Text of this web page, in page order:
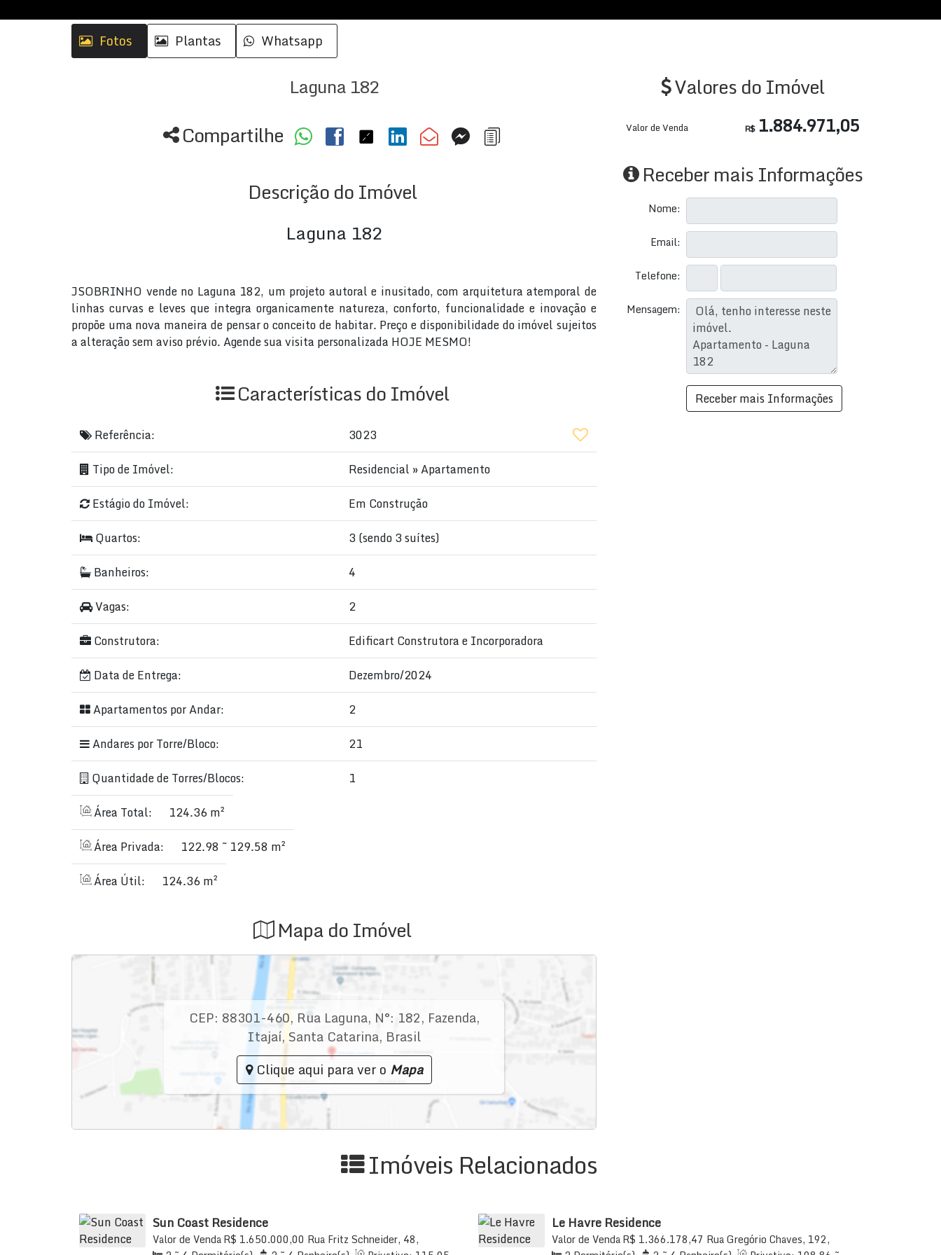
Fotos Plantas Whatsapp
Laguna 182
Compartilhe
Descrição do Imóvel
Laguna 182
JSOBRINHO vende no Laguna 182, um projeto autoral e inusitado, com arquitetura atemporal de
linhas curvas e leves que integra organicamente natureza, conforto, funcionalidade e inovação e
propõe uma nova maneira de pensar o conceito de habitar. Preço e disponibilidade do imóvel sujeitos
a alteração sem aviso prévio. Agende sua visita personalizada HOJE MESMO!
Características do Imóvel
Referência:
3023
Tipo de Imóvel:
Residencial »Apartamento
Estágio do Imóvel:
Em Construção
Quartos:
3 (sendo 3 suítes)
Banheiros:
4
Vagas:
2
Construtora:
Edificart Construtora e Incorporadora
Data de Entrega:
Dezembro/2024
Apartamentos por Andar:
2
Andares por Torre/Bloco:
21
Quantidade de Torres/Blocos:
1
Área Total:
124.36 m²
Área Privada:
122.98 ~ 129.58 m²
Área Útil:
124.36 m²
Mapa do Imóvel
CEP: 88301-460, Rua Laguna, N°: 182, Fazenda,
Itajaí, Santa Catarina, Brasil
Clique aqui para ver o Mapa
Valores do Imóvel
R$1.884.971,05
Valor de Venda
Receber mais Informações
Nome:
Email:
Telefone:
Mensagem:
Imóveis Relacionados
Sun Coast Residence
R$ 1.650.000,00
Valor de Venda Rua Fritz Schneider, 48,
Le Havre Residence
R$ 1.366.178,47
Valor de Venda Rua Gregório Chaves, 192,